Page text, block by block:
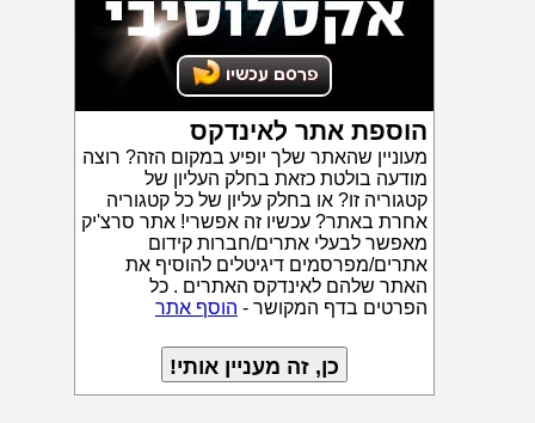
הוספת אתר לאינדקס
מעוניין שהאתר שלך יופיע במקום הזה? רוצה
מודעה בולטת כזאת בחלק העליון של
קטגוריה זו? או בחלק עליון של כל קטגוריה
אחרת באתר? עכשיו זה אפשרי! אתר סרצ'יק
מאפשר לבעלי אתרים/חברות קידום
אתרים/מפרסמים דיגיטלים להוסיף את
האתר שלהם לאינדקס האתרים . כל
הפרטים בדף המקושר - הוסף אתר